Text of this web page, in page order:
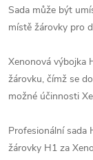
Sada může být
místě žárovky pro
Xenonová výbojka
žárovku, čímž se
možné účinnosti
Profesionální sada
žárovky H1 za